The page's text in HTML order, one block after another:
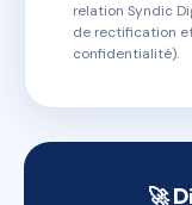
relation Syndic
de rectification
confidentialité).
🚀